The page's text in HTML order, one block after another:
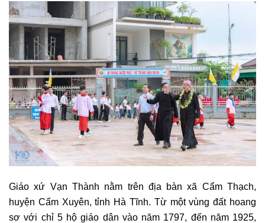
Giáo xứ Vạn Thành nằm trên địa bàn xã Cẩm Thạch,
huyện Cẩm Xuyên, tỉnh Hà Tĩnh. Từ một vùng đất hoang
sơ với chỉ 5 hộ giáo dân vào năm 1797, đến năm 1925,